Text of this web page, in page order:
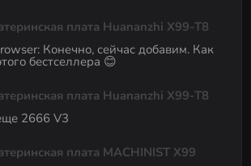
плата Huananzhi X99-T8
: Конечно, сейчас добавим. Как
бестселлера 😊
плата Huananzhi X99-T8
2666 V3
плата MACHINIST X99